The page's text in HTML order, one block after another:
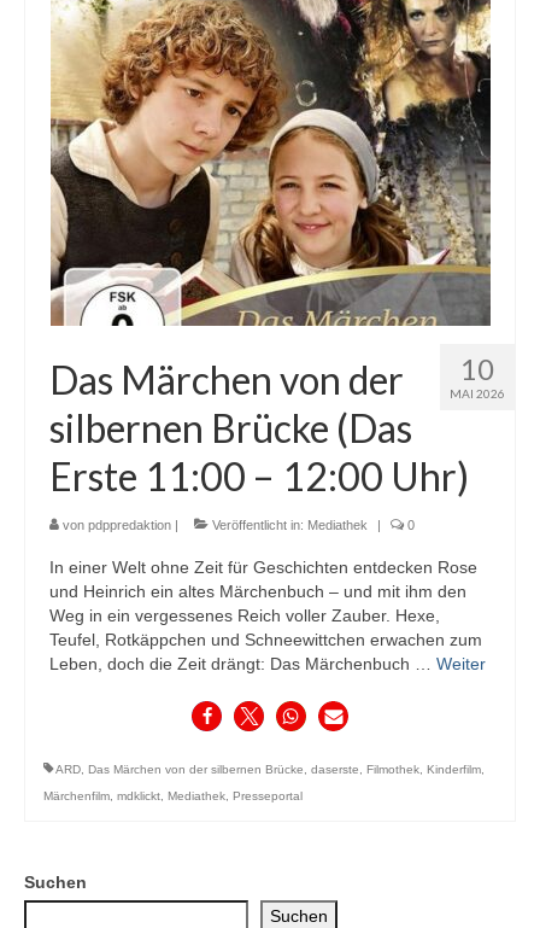
10
MAI 2026
Das Märchen von der
silbernen Brücke (Das
Erste 11:00 – 12:00 Uhr)
von pdppredaktion Veröffentlicht in: Mediathek 0
In einer Welt ohne Zeit für Geschichten entdecken Rose
und Heinrich ein altes Märchenbuch – und mit ihm den
Weg in ein vergessenes Reich voller Zauber. Hexe,
Teufel, Rotkäppchen und Schneewittchen erwachen zum
Leben, doch die Zeit drängt: Das Märchenbuch … Weiter
ARD, Das Märchen von der silbernen Brücke, daserste, Filmothek, Kinderfilm,
Märchenfilm, mdklickt, Mediathek, Presseportal
Suchen
Suchen